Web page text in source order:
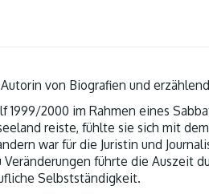
von Biografien und
1999/2000 im Rahmen eines
reiste, fühlte sie sich mit
war für die Juristin und
Veränderungen führte die Auszeit
Selbstständigkeit.